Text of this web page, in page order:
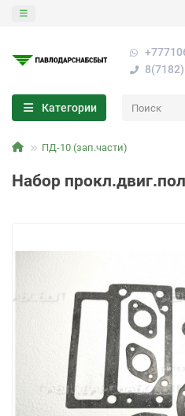
Категории
ПД-10 (зап.части)
Набор